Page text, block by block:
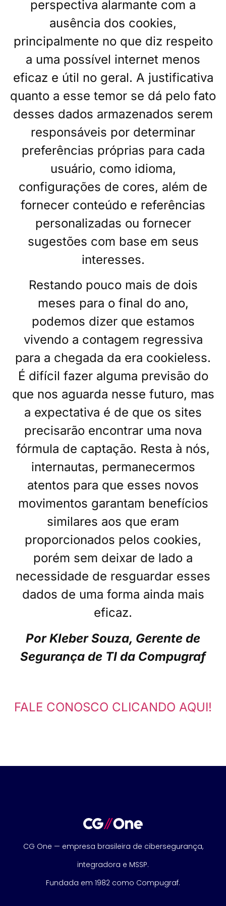
perspectiva alarmante com a
ausência dos cookies,
principalmente no que diz respeito
a uma possível internet menos
eficaz e útil no geral. A justificativa
quanto a esse temor se dá pelo fato
desses dados armazenados serem
responsáveis por determinar
preferências próprias para cada
usuário, como idioma,
configurações de cores, além de
fornecer conteúdo e referências
personalizadas ou fornecer
sugestões com base em seus
interesses.
Restando pouco mais de dois
meses para o final do ano,
podemos dizer que estamos
vivendo a contagem regressiva
para a chegada da era cookieless.
É difícil fazer alguma previsão do
que nos aguarda nesse futuro, mas
a expectativa é de que os sites
precisarão encontrar uma nova
fórmula de captação. Resta à nós,
internautas, permanecermos
atentos para que esses novos
movimentos garantam benefícios
similares aos que eram
proporcionados pelos cookies,
porém sem deixar de lado a
necessidade de resguardar esses
dados de uma forma ainda mais
eficaz.
Por Kleber Souza, Gerente de
Segurança de TI da Compugraf
FALE CONOSCO CLICANDO AQUI!
CG One — empresa brasileira de cibersegurança,
integradora e MSSP.
Fundada em 1982 como Compugraf.